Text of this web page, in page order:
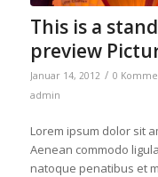
This is a
preview
Januar 14, 2012 / 0
admin
Lorem ipsum dolor sit
Aenean commodo
natoque penatibus et